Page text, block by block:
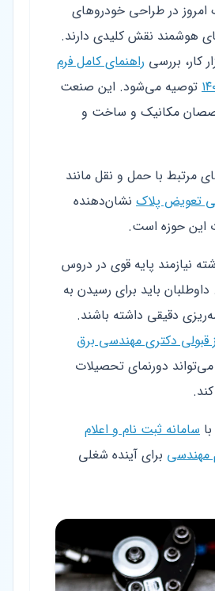
امروز در طراحی خودروهای
هوشمند نقش کلیدی دارند.
کار، بررسی راهنمای کامل فرم
توصیه می‌شود. این صنعت
مکانیک و ساخت و
مرتبط با حمل و نقل مانند
تعویض پلاک نشان‌دهنده
این حوزه است.
نیازمند پایه قوی در دروس
باید برای رسیدن به
دقیقی داشته باشند.
قبولی دکتری مهندسی برق
می‌تواند دورنمای تحصیلات
سامانه ثبت نام و اعلام
مهندسی برای آینده شغلی